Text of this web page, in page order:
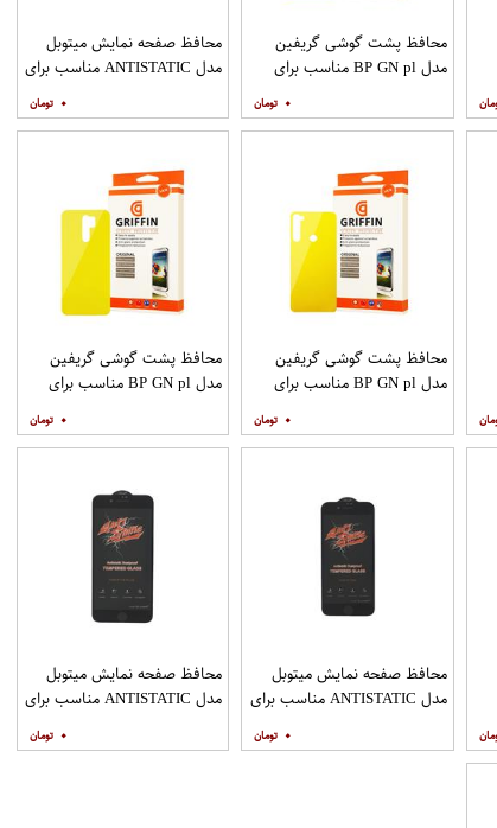
محافظ پشت گوشی گریفین
مدل BP GN pl مناسب برای
M3
۰
محافظ صفحه نمایش میتوبل
مدل ANTISTATIC مناسب برای
۰
محافظ پشت گوشی گریفین
مدل BP GN pl مناسب برای
Note 8
۰
محافظ پشت گوشی گریفین
مدل BP GN pl مناسب برای
۰
محافظ صفحه نمایش میتوبل
مدل ANTISTATIC مناسب برای
۰
محافظ صفحه نمایش میتوبل
مدل ANTISTATIC مناسب برای
PLUS
۰